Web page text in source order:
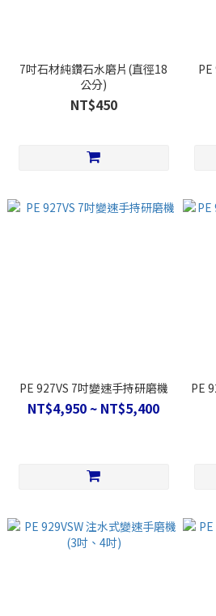
7吋石材純鑽石水磨片(直徑18
公分)
NT$450
PE 927VS 7吋變速手持研磨機
NT$4,950 ~ NT$5,400
PE